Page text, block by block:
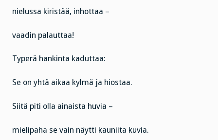
nielussa kiristää, inhottaa –
vaadin palauttaa!
Typerä hankinta kaduttaa:
Se on yhtä aikaa kylmä ja hiostaa.
Siitä piti olla ainaista huvia –
mielipaha se vain näytti kauniita kuvia.